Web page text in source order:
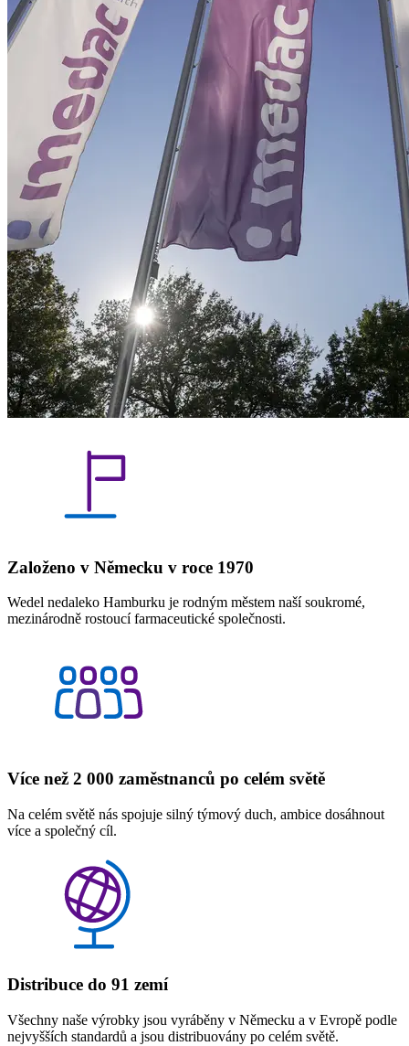
Založeno v Německu v roce 1970
Wedel nedaleko Hamburku je rodným městem naší soukromé,
mezinárodně rostoucí farmaceutické společnosti.
Více než 2 000 zaměstnanců po celém světě
Na celém světě nás spojuje silný týmový duch, ambice dosáhnout
více a společný cíl.
Distribuce do 91 zemí
Všechny naše výrobky jsou vyráběny v Německu a v Evropě podle
nejvyšších standardů a jsou distribuovány po celém světě.